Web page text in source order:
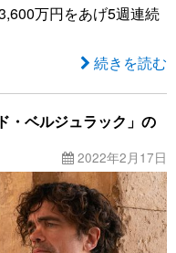
万円をあげ5週連続
続きを読む
・ベルジュラック」の
2022年2月17日